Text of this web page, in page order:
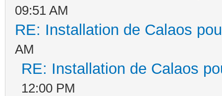
09:51 AM
RE: Installation de Calaos
AM
RE: Installation de Calaos
12:00 PM